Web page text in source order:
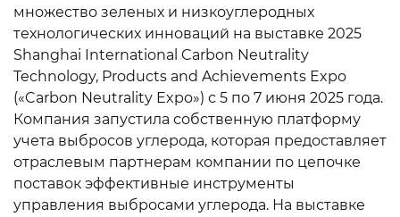
множество зеленых и низкоуглеродных
технологических инноваций на выставке 2025
Shanghai International Carbon Neutrality
Technology, Products and Achievements Expo
(«Carbon Neutrality Expo») с 5 по 7 июня 2025 года.
Компания запустила собственную платформу
учета выбросов углерода, которая предоставляет
отраслевым партнерам компании по цепочке
поставок эффективные инструменты
управления выбросами углерода. На выставке